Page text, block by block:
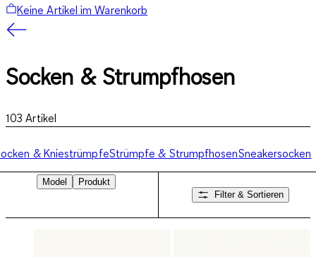
Keine Artikel im Warenkorb
Socken & Strumpfhosen
103 Artikel
& KniestrümpfeStrümpfe & StrumpfhosenSneakersocken
Model
Produkt
Filter & Sortieren